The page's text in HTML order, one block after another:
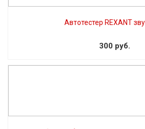
Автотестер REXANT
300 руб.